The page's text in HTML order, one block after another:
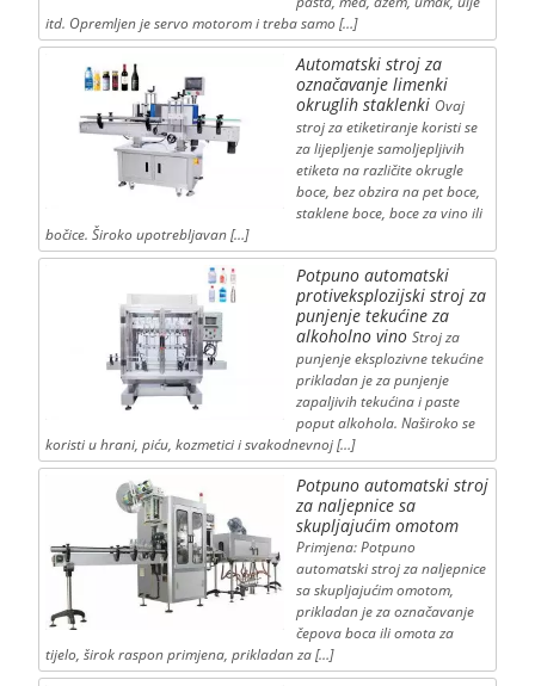
itd. Opremljen je servo motorom i treba samo […]
Automatski stroj za
označavanje limenki
okruglih staklenki Ovaj
stroj za etiketiranje koristi se
za lijepljenje samoljepljivih
etiketa na različite okrugle
boce, bez obzira na pet boce,
staklene boce, boce za vino ili
bočice. Široko upotrebljavan […]
Potpuno automatski
protiveksplozijski stroj za
punjenje tekućine za
alkoholno vino Stroj za
punjenje eksplozivne tekućine
prikladan je za punjenje
zapaljivih tekućina i paste
poput alkohola. Naširoko se
koristi u hrani, piću, kozmetici i svakodnevnoj […]
Potpuno automatski stroj
za naljepnice sa
skupljajućim omotom
Primjena: Potpuno
automatski stroj za naljepnice
sa skupljajućim omotom,
prikladan je za označavanje
čepova boca ili omota za
tijelo, širok raspon primjena, prikladan za […]